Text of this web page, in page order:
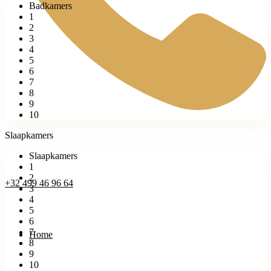
+32 499 46 96 64
Home
Badkamers
1
2
3
4
5
6
7
8
9
10
Slaapkamers
Slaapkamers
1
2
3
4
5
6
7
8
9
10